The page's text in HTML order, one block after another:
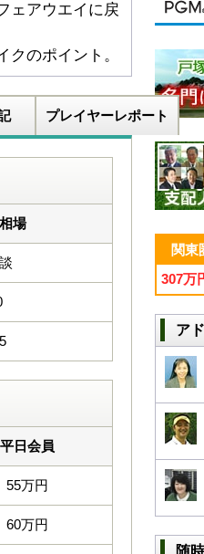
ェアウエイに戻
のポイント。
プレイヤーレポート
場
平日会員
55万円
60万円
関東
307万
ア
随